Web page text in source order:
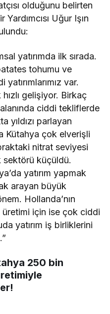
olduğunu belirten
Uğur Işın
yatırımda ilk sırada.
tohumu ve
var.
gelişiyor. Birkaç
ciddi tekliflerde
yıldızı parlayan
Kütahya çok elverişli
nitrat seviyesi
sektörü küçüldü.
yatırım yapmak
arayan büyük
Hollanda’nın
üretimi için ise çok ciddi
yatırım iş birliklerini
250 bin